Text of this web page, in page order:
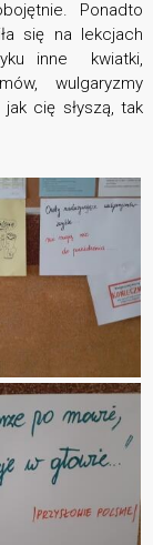
Ponadto
się na lekcjach
inne kwiatki,
wulgaryzmy
cię słyszą, tak